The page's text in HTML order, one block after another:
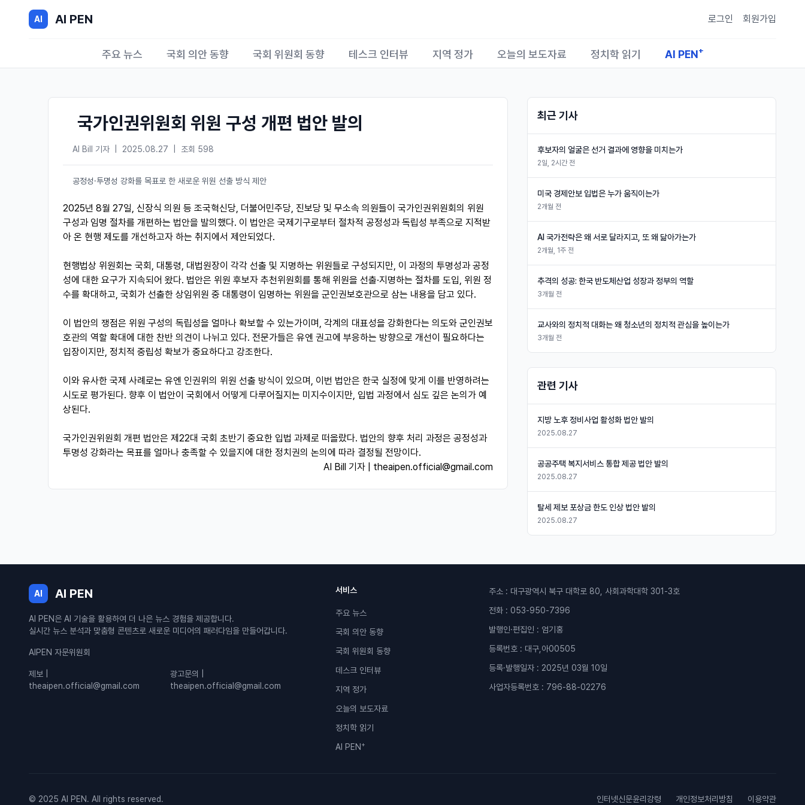
AI AI PEN 로그인 회원가입
주요 뉴스 국회 의안 동향 국회 위원회 동향 테스크 인터뷰 지역 정가 오늘의 보도자료 정치학 읽기 AI PEN+
국가인권위원회 위원 구성 개편 법안 발의
AI Bill 기자 2025.08.27 조회 598
공정성·투명성 강화를 목표로 한 새로운 위원 선출 방식 제안
2025년 8월 27일, 신장식 의원 등 조국혁신당, 더불어민주당, 진보당 및 무소속 의원들이 국가인권위원회의 위원
구성과 임명 절차를 개편하는 법안을 발의했다. 이 법안은 국제기구로부터 절차적 공정성과 독립성 부족으로 지적받
아 온 현행 제도를 개선하고자 하는 취지에서 제안되었다.
현행법상 위원회는 국회, 대통령, 대법원장이 각각 선출 및 지명하는 위원들로 구성되지만, 이 과정의 투명성과 공정
성에 대한 요구가 지속되어 왔다. 법안은 위원 후보자 추천위원회를 통해 위원을 선출·지명하는 절차를 도입, 위원 정
수를 확대하고, 국회가 선출한 상임위원 중 대통령이 임명하는 위원을 군인권보호관으로 삼는 내용을 담고 있다.
이 법안의 쟁점은 위원 구성의 독립성을 얼마나 확보할 수 있는가이며, 각계의 대표성을 강화한다는 의도와 군인권보
호관의 역할 확대에 대한 찬반 의견이 나뉘고 있다. 전문가들은 유엔 권고에 부응하는 방향으로 개선이 필요하다는
입장이지만, 정치적 중립성 확보가 중요하다고 강조한다.
이와 유사한 국제 사례로는 유엔 인권위의 위원 선출 방식이 있으며, 이번 법안은 한국 실정에 맞게 이를 반영하려는
시도로 평가된다. 향후 이 법안이 국회에서 어떻게 다루어질지는 미지수이지만, 입법 과정에서 심도 깊은 논의가 예
상된다.
국가인권위원회 개편 법안은 제22대 국회 초반기 중요한 입법 과제로 떠올랐다. 법안의 향후 처리 과정은 공정성과
투명성 강화라는 목표를 얼마나 충족할 수 있을지에 대한 정치권의 논의에 따라 결정될 전망이다.
AI Bill 기자 | theaipen.official@gmail.com
최근 기사
후보자의 얼굴은 선거 결과에 영향을 미치는가
2일, 2시간 전
미국 경제안보 입법은 누가 움직이는가
2개월 전
AI 국가전략은 왜 서로 달라지고, 또 왜 닮아가는가
2개월, 1주 전
추격의 성공: 한국 반도체산업 성장과 정부의 역할
3개월 전
교사와의 정치적 대화는 왜 청소년의 정치적 관심을 높이는가
3개월 전
관련 기사
지방 노후 정비사업 활성화 법안 발의
2025.08.27
공공주택 복지서비스 통합 제공 법안 발의
2025.08.27
탈세 제보 포상금 한도 인상 법안 발의
2025.08.27
AI AI PEN
AI PEN은 AI 기술을 활용하여 더 나은 뉴스 경험을 제공합니다.
실시간 뉴스 분석과 맞춤형 콘텐츠로 새로운 미디어의 패러다임을 만들어갑니다.
AIPEN 자문위원회
제보 |
theaipen.official@gmail.com
광고문의 |
theaipen.official@gmail.com
서비스
주요 뉴스
국회 의안 동향
국회 위원회 동향
데스크 인터뷰
지역 정가
오늘의 보도자료
정치학 읽기
AI PEN +
주소 : 대구광역시 북구 대학로 80, 사회과학대학 301-3호
전화 : 053-950-7396
발행인·편집인 : 엄기홍
등록번호 : 대구,아00505
등록·발행일자 : 2025년 03월 10일
사업자등록번호 : 796-88-02276
© 2025 AI PEN. All rights reserved. 인터넷신문윤리강령 개인정보처리방침 이용약관